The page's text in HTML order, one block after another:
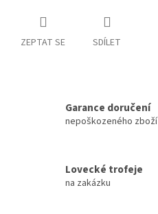
ZEPTAT SE SDÍLET
Garance doručení
nepoškozeného zboží
Lovecké trofeje
na zakázku